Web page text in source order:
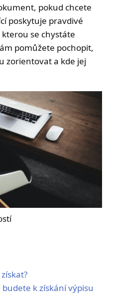
pokud chcete
poskytuje pravdivé
se chystáte
pomůžete pochopit,
zorientovat a kde jej
k získání výpisu